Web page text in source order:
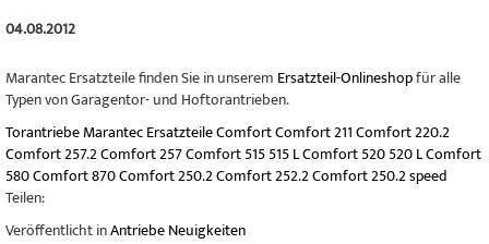
04.08.2012
Marantec Ersatzteile finden Sie in unserem Ersatzteil-Onlineshopfür alle
Typen von Garagentor- und Hoftorantrieben.
TorantriebeMarantec ErsatzteileComfortComfort 211Comfort 220.2
Comfort 257.2Comfort 257Comfort 515515 LComfort 520520 LComfort
580Comfort 870Comfort 250.2Comfort 252.2Comfort 250.2 speed
Teilen:
Veröffentlicht inAntriebe Neuigkeiten